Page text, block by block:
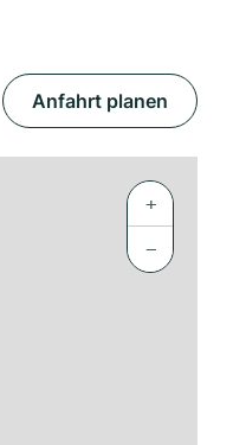
Anfahrt planen
+
−